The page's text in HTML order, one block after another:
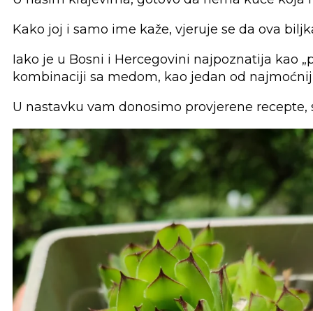
Kako joj i samo ime kaže, vjeruje se da ova
Iako je u Bosni i Hercegovini najpoznatija kao
kombinaciji sa medom, kao jedan od
U nastavku vam donosimo provjerene